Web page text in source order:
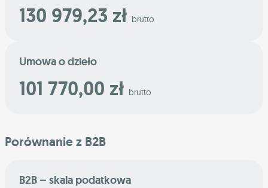
130 979,23 zł brutto
Umowa o dzieło
101 770,00 zł brutto
Porównanie z B2B
B2B – skala podatkowa